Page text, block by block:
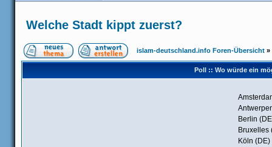
Welche Stadt kippt zuerst?
islam-deutschland.info Foren-Übersicht »
Poll :: Wo würde ein
Berlin
Bruxelles
Köln (DE)